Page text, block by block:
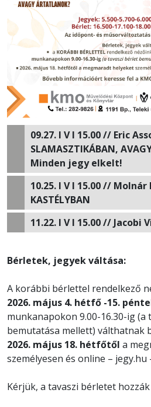
09.27. I V I 15.00 // Eric
SLAMASZTIKÁBAN,
Minden jegy elkelt!
10.25. I V I 15.00 // Molnár
KASTÉLYBAN
11.22. I V I 15.00 // Jacobi
Bérletek, jegyek váltása:
A korábbi bérlettel rendelkező
2026. május 4. hétfő -15.
munkanapokon 9.00-16.30-ig (a
bemutatása mellett) válthatnak
2026. május 18. hétfőtől a
személyesen és online –
Kérjük, a tavaszi bérletet